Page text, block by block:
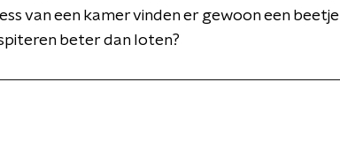
van een kamer vinden er gewoon een
beter dan loten?